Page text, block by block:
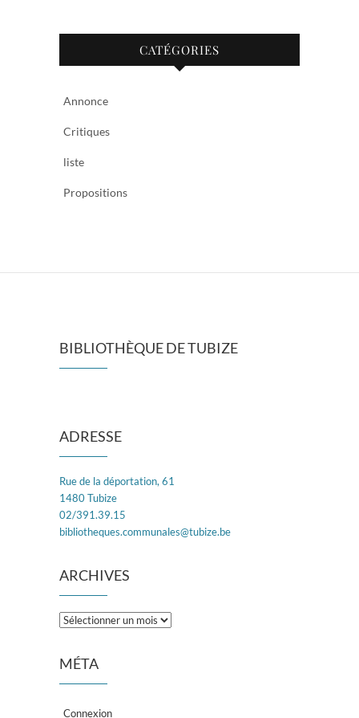
CATÉGORIES
Annonce
Critiques
liste
Propositions
BIBLIOTHÈQUE DE TUBIZE
ADRESSE
Rue de la déportation, 61
1480 Tubize
02/391.39.15
bibliotheques.communales@tubize.be
ARCHIVES
Archives
MÉTA
Connexion